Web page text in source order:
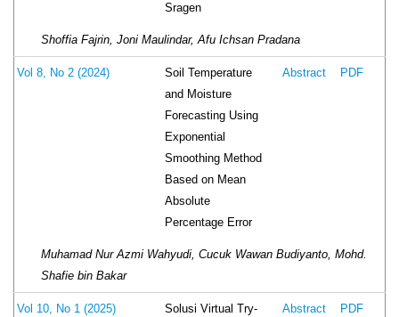
Sragen
Shoffia Fajrin, Joni Maulindar, Afu Ichsan Pradana
Vol 8, No 2 (2024)
Soil Temperature
and Moisture
Forecasting Using
Exponential
Smoothing Method
Based on Mean
Absolute
Percentage Error
Abstract PDF
Muhamad Nur Azmi Wahyudi, Cucuk Wawan Budiyanto, Mohd.
Shafie bin Bakar
Vol 10, No 1 (2025)
Solusi Virtual Try-
Abstract PDF